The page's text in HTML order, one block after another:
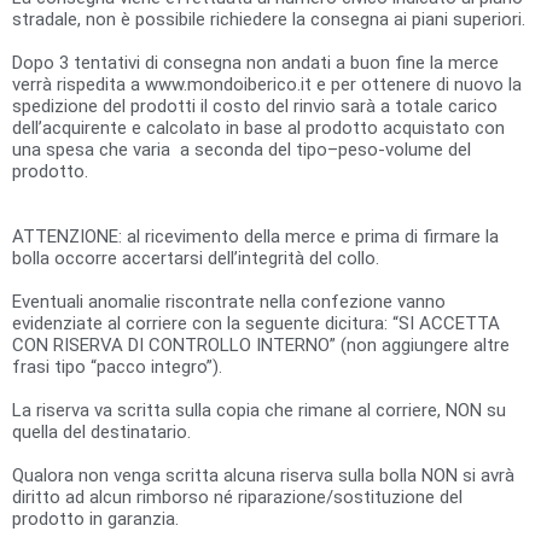
stradale, non è possibile richiedere la consegna ai piani superiori.
Dopo 3 tentativi di consegna non andati a buon fine la merce
verrà rispedita a www.mondoiberico.it e per ottenere di nuovo la
spedizione del prodotti il costo del rinvio sarà a totale carico
dell’acquirente e calcolato in base al prodotto acquistato con
una spesa che varia a seconda del tipo–peso-volume del
prodotto.
ATTENZIONE: al ricevimento della merce e prima di firmare la
bolla occorre accertarsi dell’integrità del collo.
Eventuali anomalie riscontrate nella confezione vanno
evidenziate al corriere con la seguente dicitura: “SI ACCETTA
CON RISERVA DI CONTROLLO INTERNO” (non aggiungere altre
frasi tipo “pacco integro”).
La riserva va scritta sulla copia che rimane al corriere, NON su
quella del destinatario.
Qualora non venga scritta alcuna riserva sulla bolla NON si avrà
diritto ad alcun rimborso né riparazione/sostituzione del
prodotto in garanzia.